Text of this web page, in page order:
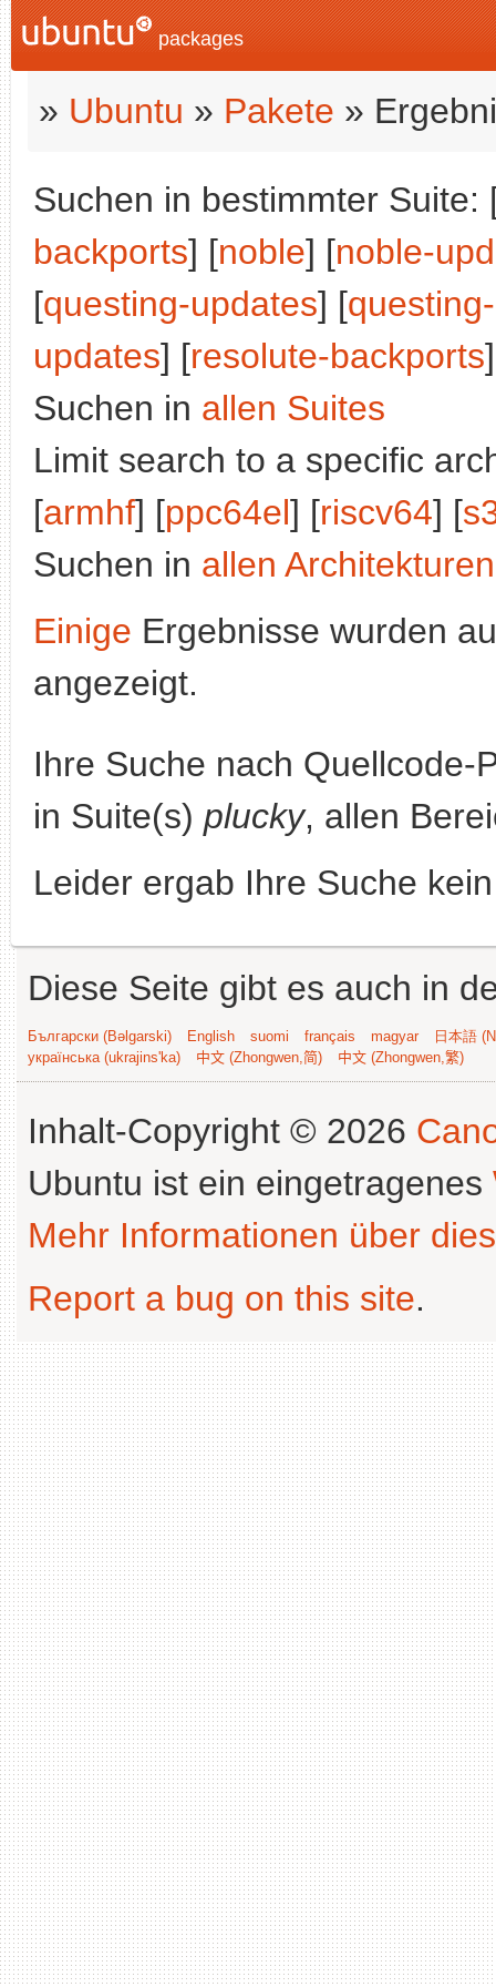
packages
» Ubuntu » Pakete »
Suchen in bestimmter Suite:
backports] [noble] [noble-
[questing-updates] [
updates] [resolute-backports
Suchen in allen Suites
Limit search to a specific
[armhf] [ppc64el] [riscv64] [
Suchen in allen Architekturen
Einige Ergebnisse wurden
angezeigt.
Ihre Suche nach
in Suite(s) plucky, allen
Leider ergab Ihre Suche
Diese Seite gibt es auch in
Български (Bəlgarski) English suomi français magyar
日本語
українська (ukrajins'ka)
中文 (Zhongwen,简) 中文 (Zhongwen,繁)
Inhalt-Copyright © 2026
Ubuntu ist ein eingetragenes
Mehr Informationen über
Report a bug on this site.